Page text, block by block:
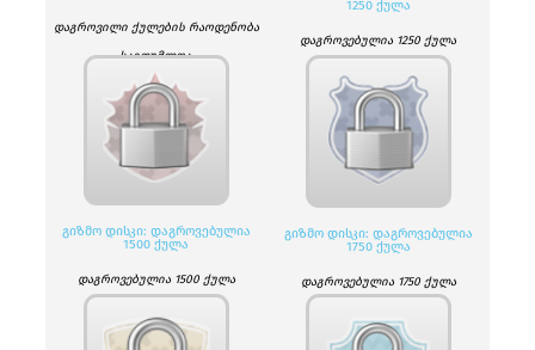
დაგროვილი ქულების რაოდენობა
საიდუმლოა.
1250 ᲥᲣᲚᲐ
დაგროვებულია 1250 ქულა
ᲒᲘᲖᲛᲝ ᲓᲘᲡᲙᲘ: ᲓᲐᲒᲠᲝᲕᲔᲑᲣᲚᲘᲐ
1500 ᲥᲣᲚᲐ
დაგროვებულია 1500 ქულა
ᲒᲘᲖᲛᲝ ᲓᲘᲡᲙᲘ: ᲓᲐᲒᲠᲝᲕᲔᲑᲣᲚᲘᲐ
1750 ᲥᲣᲚᲐ
დაგროვებულია 1750 ქულა